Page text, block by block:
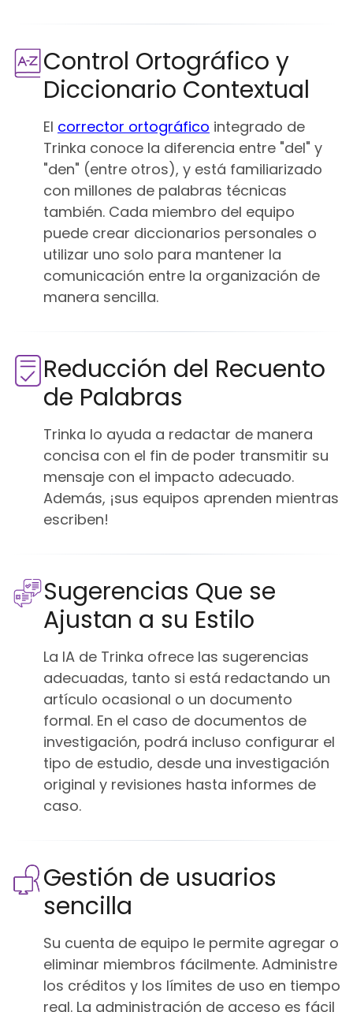
Control Ortográfico y
Diccionario Contextual
El corrector ortográfico integrado de
Trinka conoce la diferencia entre "del" y
"den" (entre otros), y está familiarizado
con millones de palabras técnicas
también. Cada miembro del equipo
puede crear diccionarios personales o
utilizar uno solo para mantener la
comunicación entre la organización de
manera sencilla.
Reducción del Recuento
de Palabras
Trinka lo ayuda a redactar de manera
concisa con el fin de poder transmitir su
mensaje con el impacto adecuado.
Además, ¡sus equipos aprenden mientras
escriben!
Sugerencias Que se
Ajustan a su Estilo
La IA de Trinka ofrece las sugerencias
adecuadas, tanto si está redactando un
artículo ocasional o un documento
formal. En el caso de documentos de
investigación, podrá incluso configurar el
tipo de estudio, desde una investigación
original y revisiones hasta informes de
caso.
Gestión de usuarios
sencilla
Su cuenta de equipo le permite agregar o
eliminar miembros fácilmente. Administre
los créditos y los límites de uso en tiempo
real. La administración de acceso es fácil